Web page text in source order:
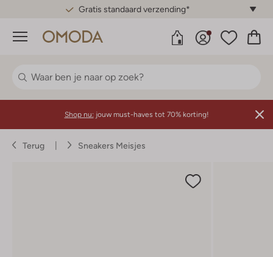
Gratis standaard verzending*
Menu
Shop nu: jouw must-haves tot 70% korting!
Terug Sneakers Meisjes